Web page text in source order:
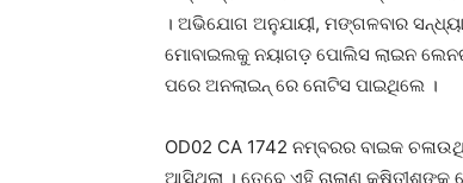
। ଅଭିଯୋଗ ଅନୁଯାୟୀ, ମଙ୍ଗଳବାର
ମୋବାଇଲକୁ ନୟାଗଡ଼ ପୋଲିସ ଲାଇନ
ପରେ ଅନଲାଇନ୍ ରେ ନୋଟିସ ପାଇଥିଲେ ।
OD02 CA 1742 ନମ୍ବରର ବାଇକ
ଆସିଥିଲା । ତେବେ ଏହି ଚାଲାଣ